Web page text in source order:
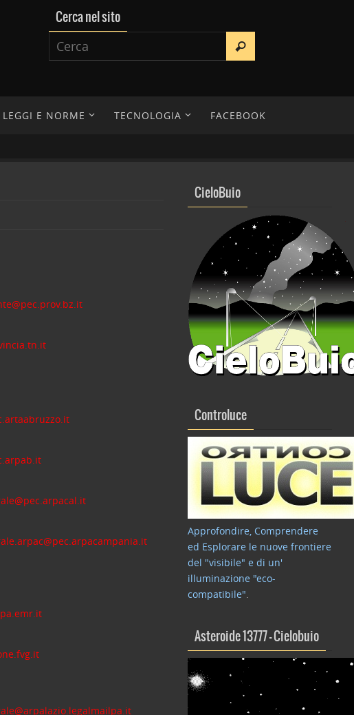
Cerca nel sito
LEGGI E NORME TECNOLOGIA FACEBOOK
CieloBuio
Controluce
Approfondire, Comprendere
ed Esplorare le nuove frontiere
del "visibile" e di un'
illuminazione "eco-
compatibile".
Asteroide 13777 – Cielobuio